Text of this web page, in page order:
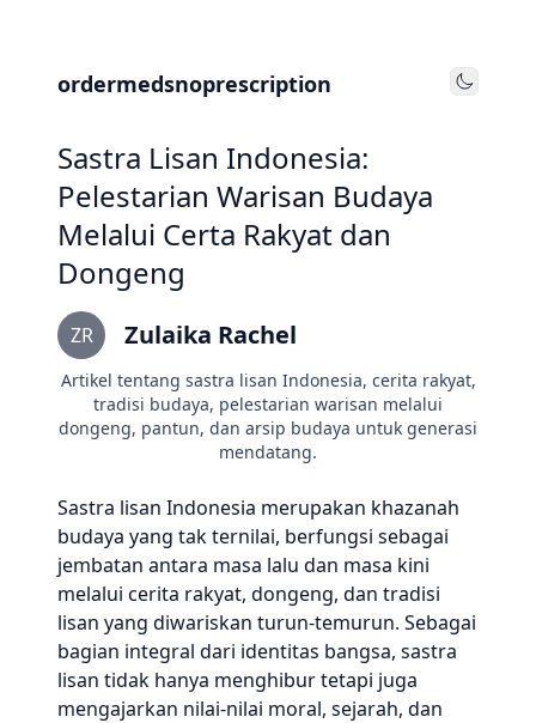
ordermedsnoprescription Toggle
Sastra Lisan Indonesia:
Pelestarian Warisan Budaya
Melalui Certa Rakyat dan
Dongeng
ZR Zulaika Rachel
Artikel tentang sastra lisan Indonesia, cerita rakyat,
tradisi budaya, pelestarian warisan melalui
dongeng, pantun, dan arsip budaya untuk generasi
mendatang.
Sastra lisan Indonesia merupakan khazanah
budaya yang tak ternilai, berfungsi sebagai
jembatan antara masa lalu dan masa kini
melalui cerita rakyat, dongeng, dan tradisi
lisan yang diwariskan turun-temurun. Sebagai
bagian integral dari identitas bangsa, sastra
lisan tidak hanya menghibur tetapi juga
mengajarkan nilai-nilai moral, sejarah, dan